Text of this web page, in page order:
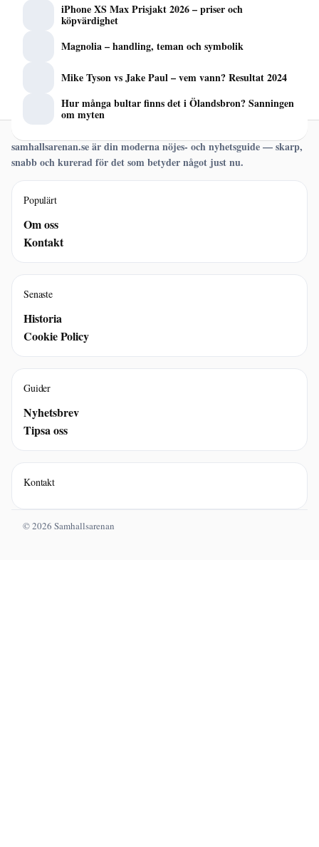
iPhone XS Max Prisjakt 2026 – priser och
köpvärdighet
Magnolia – handling, teman och symbolik
Mike Tyson vs Jake Paul – vem vann? Resultat 2024
Hur många bultar finns det i Ölandsbron? Sanningen
om myten
samhallsarenan.se är din moderna nöjes- och nyhetsguide — skarp,
snabb och kurerad för det som betyder något just nu.
Populärt
Om oss
Kontakt
Senaste
Historia
Cookie Policy
Guider
Nyhetsbrev
Tipsa oss
Kontakt
© 2026 Samhallsarenan